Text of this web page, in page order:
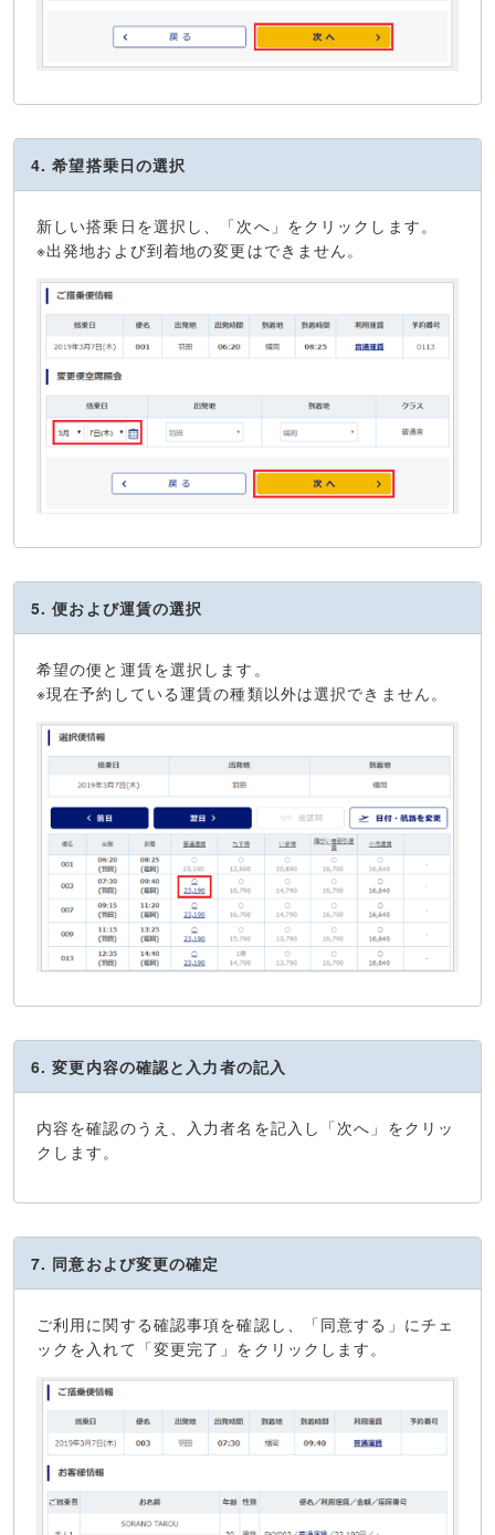
4. 希望搭乗日の選択
新しい搭乗日を選択し、「次へ」をクリックします。
※出発地および到着地の変更はできません。
5. 便および運賃の選択
希望の便と運賃を選択します。
※現在予約している運賃の種類以外は選択できません。
6. 変更内容の確認と入力者の記入
内容を確認のうえ、入力者名を記入し「次へ」をクリッ
クします。
7. 同意および変更の確定
ご利用に関する確認事項を確認し、「同意する」にチェ
ックを入れて「変更完了」をクリックします。